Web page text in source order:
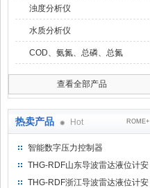
浊度分析仪
水质分析仪
COD、氨氮、总磷、总氮
查看全部产品
热卖产品 Hot ROME+
智能数字压力控制器
THG-RDF山东导波雷达液位计安
装方法
THG-RDF浙江导波雷达液位计安